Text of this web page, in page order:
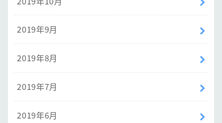
2019年9月
2019年8月
2019年7月
2019年6月